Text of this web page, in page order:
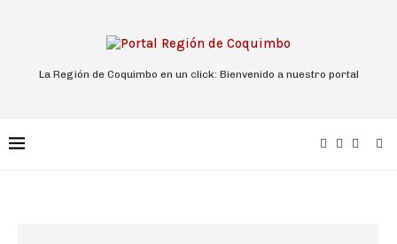
La Región de Coquimbo en un click: Bienvenido a nuestro portal